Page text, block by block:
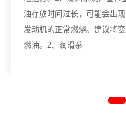
油存放时间过长，可能会出
发动机的正常燃烧。建议将
燃油。2、润滑系